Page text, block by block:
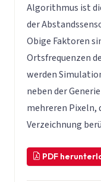
Algorithmus ist
der
Obige Faktoren
Ortsfrequenzen
werden
neben der
mehreren Pixeln,
Verzeichnung
PDF